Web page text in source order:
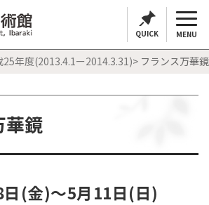
QUICK MENU
25年度(2013.4.1ー2014.3.31)> フランス万華鏡
華鏡
(金)～5月11日(日)